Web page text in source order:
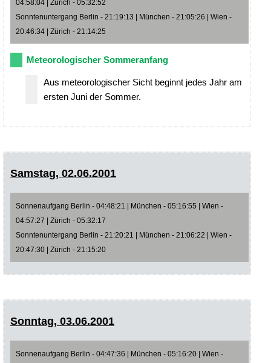
04:58:04 | Zürich - 05:32:52
Sonntenuntergang Berlin - 21:19:13 | München - 21:05:26 | Wien -
20:46:34 | Zürich - 21:14:25
Meteorologischer Sommeranfang
Aus meteorologischer Sicht beginnt jedes Jahr am
ersten Juni der Sommer.
Samstag, 02.06.2001
Sonnenaufgang Berlin - 04:48:21 | München - 05:16:55 | Wien -
04:57:27 | Zürich - 05:32:17
Sonntenuntergang Berlin - 21:20:21 | München - 21:06:22 | Wien -
20:47:30 | Zürich - 21:15:20
Sonntag, 03.06.2001
Sonnenaufgang Berlin - 04:47:36 | München - 05:16:20 | Wien -